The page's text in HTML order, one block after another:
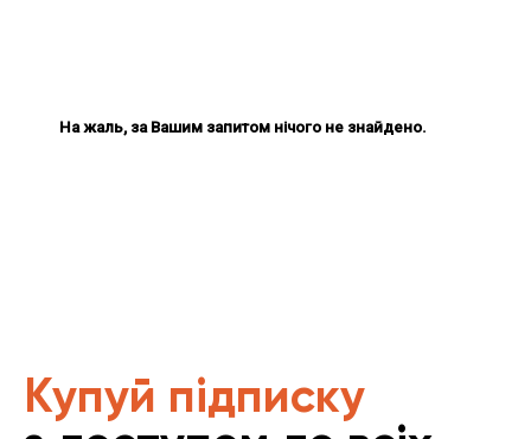
На жаль, за Вашим запитом нічого не знайдено.
Купуй підписку